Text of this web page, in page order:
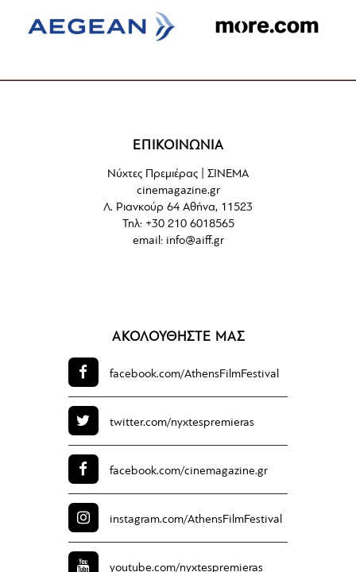
ΕΠΙΚΟΙΝΩΝΙΑ
Νύχτες Πρεμιέρας | ΣΙΝΕΜΑ
cinemagazine.gr
Λ. Ριανκούρ 64 Αθήνα, 11523
Τηλ: +30 210 6018565
email: info@aiff.gr
ΑΚΟΛΟΥΘΗΣΤΕ ΜΑΣ
facebook.com/AthensFilmFestival
twitter.com/nyxtespremieras
facebook.com/cinemagazine.gr
instagram.com/AthensFilmFestival
youtube.com/nyxtespremieras